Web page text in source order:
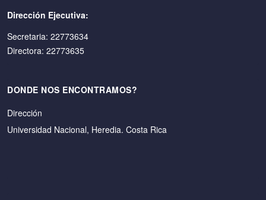
Dirección Ejecutiva:
Secretaria: 22773634
Directora: 22773635
DONDE NOS ENCONTRAMOS?
Dirección
Universidad Nacional, Heredia. Costa Rica